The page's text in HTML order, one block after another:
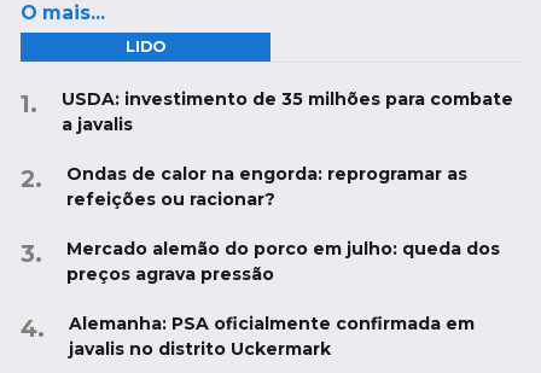
O mais...
LIDO
USDA: investimento de 35 milhões para combate
a javalis
Ondas de calor na engorda: reprogramar as
refeições ou racionar?
Mercado alemão do porco em julho: queda dos
preços agrava pressão
Alemanha: PSA oficialmente confirmada em
javalis no distrito Uckermark